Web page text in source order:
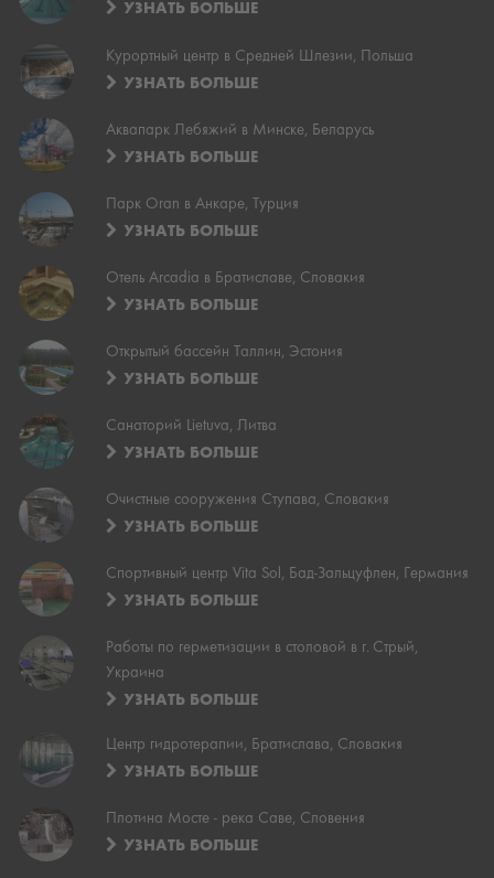
УЗНАТЬ БОЛЬШЕ
Курортный центр в Средней Шлезии, Польша
УЗНАТЬ БОЛЬШЕ
Аквапарк Лебяжий в Минске, Беларусь
УЗНАТЬ БОЛЬШЕ
Парк Oran в Анкаре, Турция
УЗНАТЬ БОЛЬШЕ
Отель Arcadia в Братиславе, Словакия
УЗНАТЬ БОЛЬШЕ
Открытый бассейн Таллин, Эстония
УЗНАТЬ БОЛЬШЕ
Санаторий Lietuva, Литва
УЗНАТЬ БОЛЬШЕ
Очистные сооружения Ступава, Словакия
УЗНАТЬ БОЛЬШЕ
Спортивный центр Vita Sol, Бад-Зальцуфлен, Германия
УЗНАТЬ БОЛЬШЕ
Работы по герметизации в столовой в г. Стрый,
Украина
УЗНАТЬ БОЛЬШЕ
Центр гидротерапии, Братислава, Словакия
УЗНАТЬ БОЛЬШЕ
Плотина Мосте - река Саве, Словения
УЗНАТЬ БОЛЬШЕ